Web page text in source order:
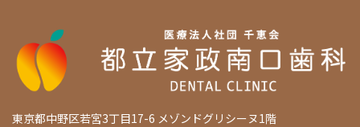
東京都中野区若宮3丁目17-6 メゾンドグリシーヌ1階